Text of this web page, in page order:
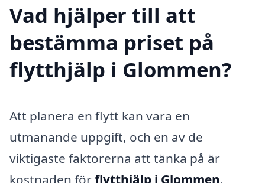
Vad hjälper till att
bestämma priset på
flytthjälp i Glommen?
Att planera en flytt kan vara en
utmanande uppgift, och en av de
viktigaste faktorerna att tänka på är
kostnaden förflytthjälp i Glommen.